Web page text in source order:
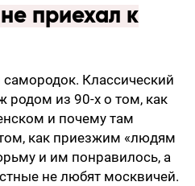
приехал к
Классический
родом из 90-х о том, как
и почему там
как приезжим «людям
и им понравилось, а
не любят москвичей.